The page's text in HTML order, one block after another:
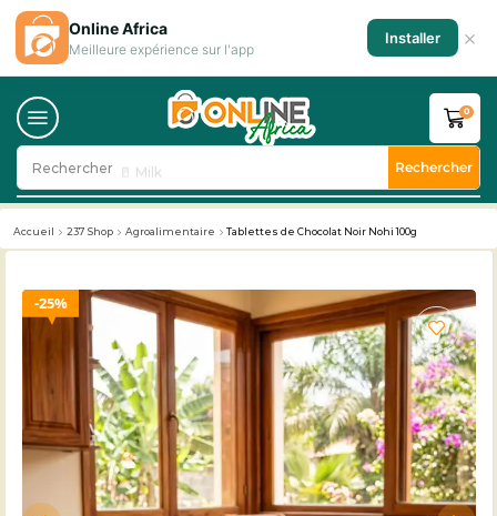
Rechercher 🥛 Milk Rechercher
0
Accueil 237 Shop Agroalimentaire Tablettes de Chocolat Noir Nohi 100g
25%
Online Africa
Meilleure expérience sur l'app
Installer ×